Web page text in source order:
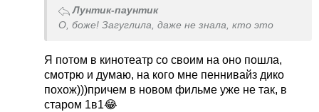
Лунтик-паунтик
О, боже! Загуглила, даже не знала, кто это
Я потом в кинотеатр со своим на оно пошла,
смотрю и думаю, на кого мне пеннивайз дико
похож)))причем в новом фильме уже не так, в
старом 1в1😂